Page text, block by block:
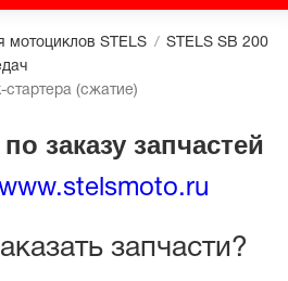
мотоциклов STELS / STELS SB 200
стартера (сжатие)
заказу запчастей
запчасти?